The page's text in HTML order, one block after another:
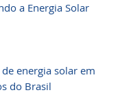
a Energia Solar
energia solar em
do Brasil